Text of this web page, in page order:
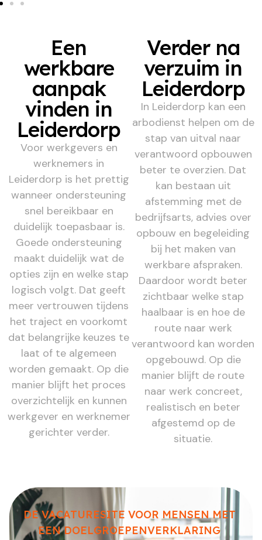
Een
werkbare
aanpak
vinden in
Leiderdorp
Voor werkgevers en
werknemers in
Leiderdorp is het prettig
wanneer ondersteuning
snel bereikbaar en
duidelijk toepasbaar is.
Goede ondersteuning
maakt duidelijk wat de
opties zijn en welke stap
logisch volgt. Dat geeft
meer vertrouwen tijdens
het traject en voorkomt
dat belangrijke keuzes te
laat of te algemeen
worden gemaakt. Op die
manier blijft het proces
overzichtelijk en kunnen
werkgever en werknemer
gerichter verder.
Verder na
verzuim in
Leiderdorp
In Leiderdorp kan een
arbodienst helpen om de
stap van uitval naar
verantwoord opbouwen
beter te overzien. Dat
kan bestaan uit
afstemming met de
bedrijfsarts, advies over
opbouw en begeleiding
bij het maken van
werkbare afspraken.
Daardoor wordt beter
zichtbaar welke stap
haalbaar is en hoe de
route naar werk
verantwoord kan worden
opgebouwd. Op die
manier blijft de route
naar werk concreet,
realistisch en beter
afgestemd op de
situatie.
DE VACATURESITE VOOR MENSEN MET
EEN DOELGROEPENVERKLARING